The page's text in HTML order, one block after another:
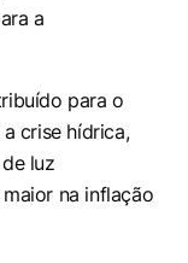
a
para o
crise hídrica,
luz
na inflação